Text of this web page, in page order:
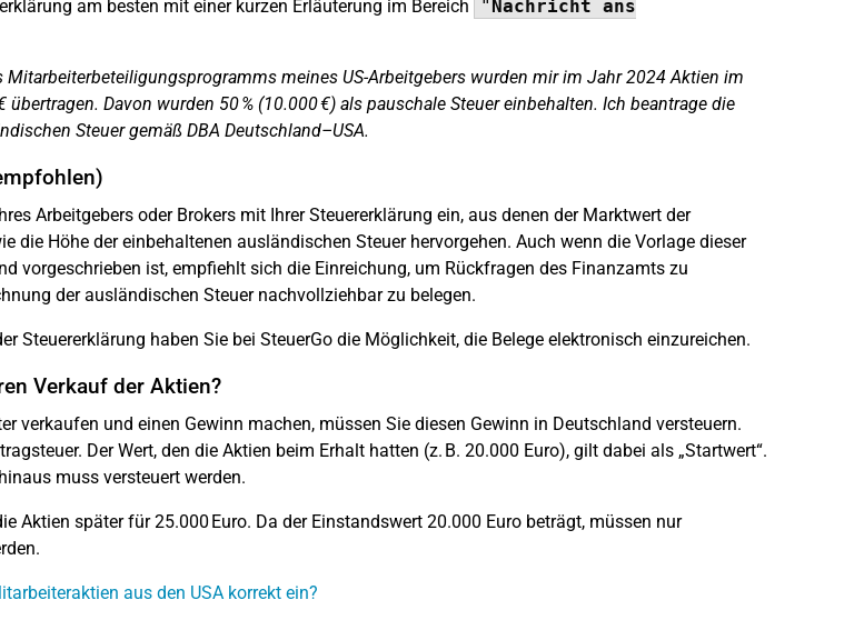
am besten mit einer kurzen Erläuterung im Bereich " Nachricht ans
Mitarbeiterbeteiligungsprogramms meines US-Arbeitgebers wurden mir im Jahr 2024 Aktien im
übertragen. Davon wurden 50 % (10.000 €) als pauschale Steuer einbehalten. Ich beantrage die
Steuer gemäß DBA Deutschland–USA.
Arbeitgebers oder Brokers mit Ihrer Steuererklärung ein, aus denen der Marktwert der
die Höhe der einbehaltenen ausländischen Steuer hervorgehen. Auch wenn die Vorlage dieser
vorgeschrieben ist, empfiehlt sich die Einreichung, um Rückfragen des Finanzamts zu
der ausländischen Steuer nachvollziehbar zu belegen.
Steuererklärung haben Sie bei SteuerGo die Möglichkeit, die Belege elektronisch einzureichen.
Verkauf der Aktien?
verkaufen und einen Gewinn machen, müssen Sie diesen Gewinn in Deutschland versteuern.
Der Wert, den die Aktien beim Erhalt hatten (z. B. 20.000 Euro), gilt dabei als „Startwert“.
muss versteuert werden.
Aktien später für 25.000 Euro. Da der Einstandswert 20.000 Euro beträgt, müssen nur
aus den USA korrekt ein?